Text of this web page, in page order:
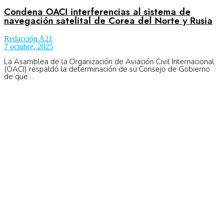
No Result
View All Result
Condena OACI interferencias al sistema de
navegación satelital de Corea del Norte y Rusia
Redacción A21
7 octubre, 2025
La Asamblea de la Organización de Aviación Civil Internacional
(OACI) respaldó la determinación de su Consejo de Gobierno
de que ...